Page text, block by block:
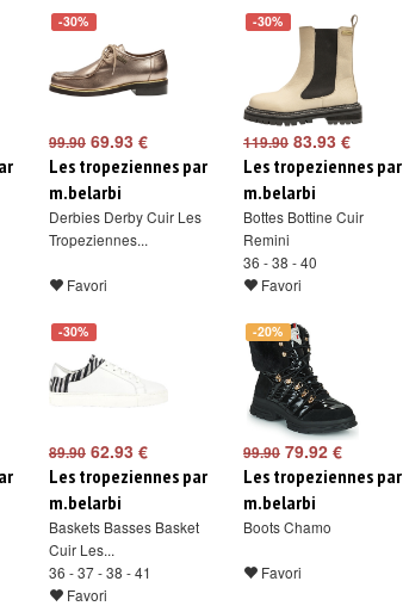
-30%
99.90 69.93 €
Les tropeziennes par
m.belarbi
Derbies Derby Cuir Les
Tropeziennes...
Favori
-30%
119.90 83.93 €
Les tropeziennes par
m.belarbi
Bottes Bottine Cuir
Remini
36 - 38 - 40
Favori
-30%
89.90 62.93 €
Les tropeziennes par
m.belarbi
Baskets Basses Basket
Cuir Les...
36 - 37 - 38 - 41
Favori
-20%
99.90 79.92 €
Les tropeziennes par
m.belarbi
Boots Chamo
Favori